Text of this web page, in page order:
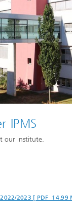
IPMS
our institute.
2023 [ PDF 14.99